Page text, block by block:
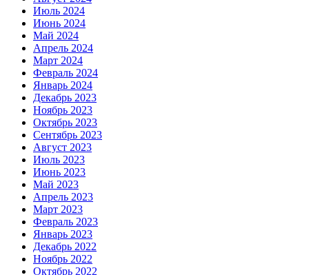
Июль 2024
Июнь 2024
Май 2024
Апрель 2024
Март 2024
Февраль 2024
Январь 2024
Декабрь 2023
Ноябрь 2023
Октябрь 2023
Сентябрь 2023
Август 2023
Июль 2023
Июнь 2023
Май 2023
Апрель 2023
Март 2023
Февраль 2023
Январь 2023
Декабрь 2022
Ноябрь 2022
Октябрь 2022